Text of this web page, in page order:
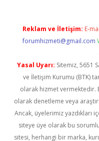
Reklam ve İletişim: E-
forumhizmeti@gmail.com
Yasal Uyarı: Sitemiz, 5651
ve İletişim Kurumu (BTK)
olarak hizmet
olarak denetleme veya
Ancak, üyelerimiz yazdıkları
siteye üye olarak bu
sitesi, herhangi bir marka,